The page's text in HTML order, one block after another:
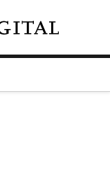
principal